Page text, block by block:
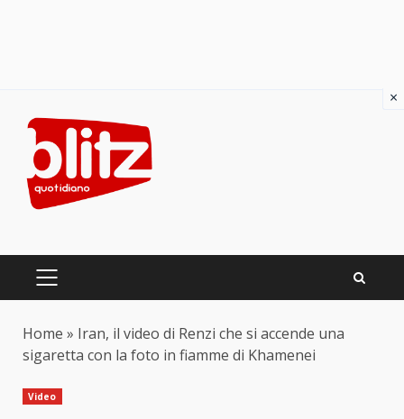
content
PRIMARY
Home » Iran, il video di Renzi che si accende una
sigaretta con la foto in fiamme di Khamenei
Video
×